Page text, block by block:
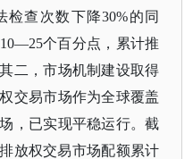
查次数下降30%的同
个百分点，累计推
二，市场机制建设取得
交易市场作为全球覆盖
，已实现平稳运行。截
放权交易市场配额累计